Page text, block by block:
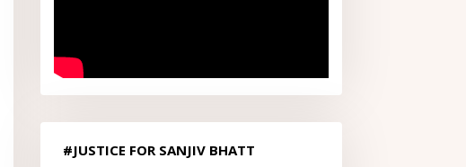
#JUSTICE FOR SANJIV BHATT